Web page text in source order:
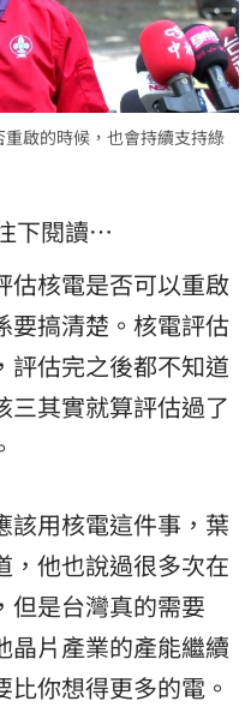
啟的時候，也會持續支持綠
下閱讀…
估核電是否可以重啟
要搞清楚。核電評估
評估完之後都不知道
三其實就算評估過了
該用核電這件事，葉
，他也說過很多次在
但是台灣真的需要
晶片產業的產能繼續
你想得更多的電。